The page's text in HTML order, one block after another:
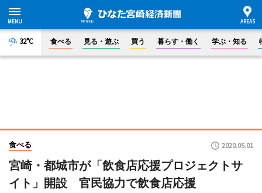
32°C 食べる 見る・遊ぶ 買う 暮らす・働く 学ぶ・知る
食べる 2020.05.01
宮崎・都城市が「飲食店応援プロジェクトサ
イト」開設 官民協力で飲食店応援